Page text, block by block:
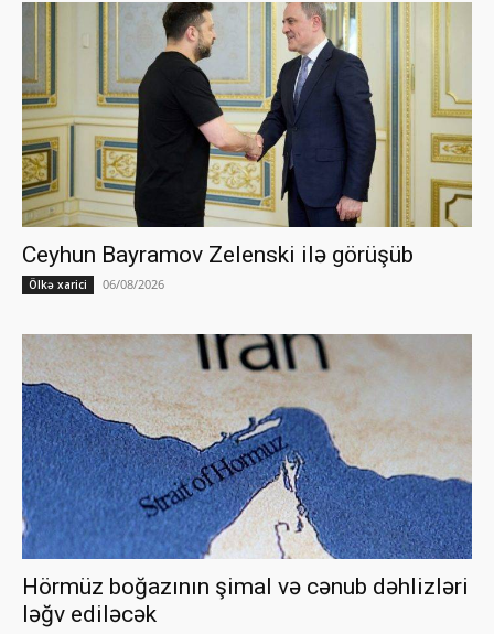
Ceyhun Bayramov Zelenski ilə görüşüb
Ölkə xarici 06/08/2026
Hörmüz boğazının şimal və cənub dəhlizləri
ləğv ediləcək